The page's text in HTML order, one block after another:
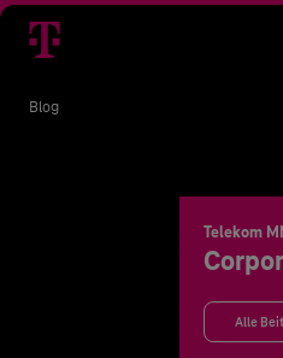
Blog
Telekom
Alle